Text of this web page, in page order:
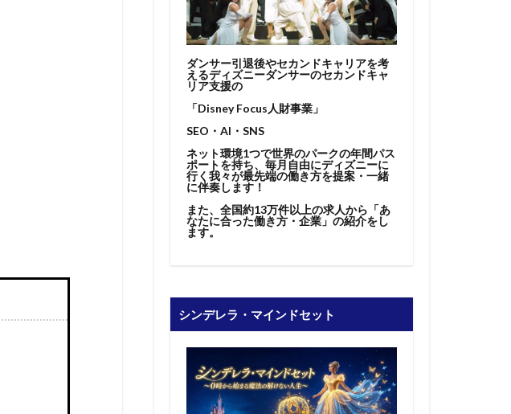
ダンサー引退後やセカンドキャリアを考
えるディズニーダンサーのセカンドキャ
リア支援の
「Disney Focus人財事業」
SEO・AI・SNS
ネット環境1つで世界のパークの年間パス
ポートを持ち、毎月自由にディズニーに
行く我々が最先端の働き方を提案・一緒
に伴奏します！
また、全国約13万件以上の求人から「あ
なたに合った働き方・企業」の紹介をし
ます。
シンデレラ・マインドセット